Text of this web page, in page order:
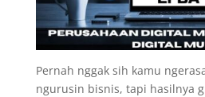
Pernah nggak sih kamu
ngurusin bisnis, tapi hasilnya